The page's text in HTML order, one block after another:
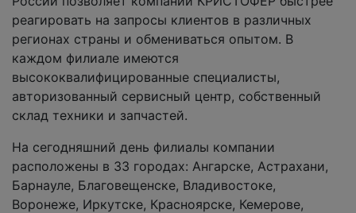
реагировать на запросы клиентов в различных
регионах страны и обмениваться опытом. В
каждом филиале имеются
высококвалифицированные специалисты,
авторизованный сервисный центр, собственный
склад техники и запчастей.
На сегодняшний день филиалы компании
расположены в 33 городах: Ангарске, Астрахани,
Барнауле, Благовещенске, Владивостоке,
Воронеже, Иркутске, Красноярске, Кемерове,